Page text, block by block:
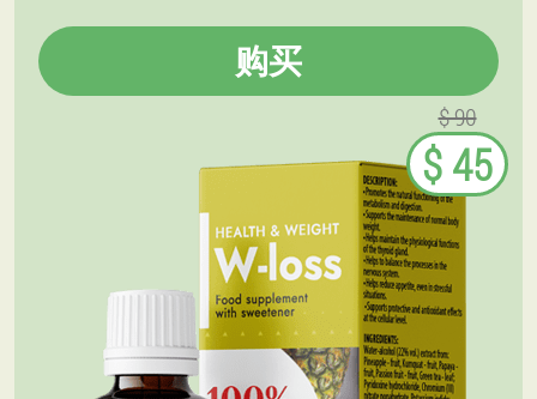
购买
$ 90
$ 45